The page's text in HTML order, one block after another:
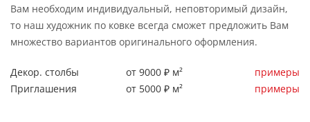
Вам необходим индивидуальный, неповторимый дизайн,
то наш художник по ковке всегда сможет предложить Вам
множество вариантов оригинального оформления.
Декор. столбы от 9000 ₽ м²
примеры
Приглашения
от 5000 ₽ м² примеры